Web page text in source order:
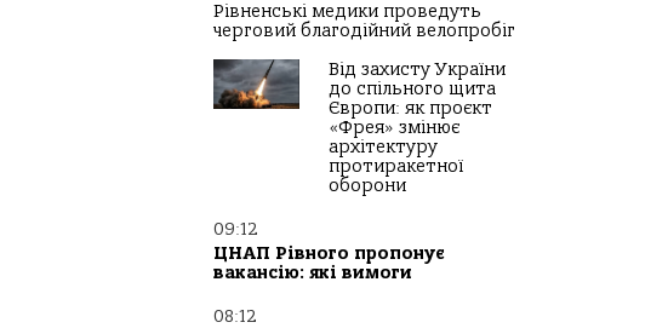
Рівненські медики проведуть
черговий благодійний велопробіг
Від захисту України
до спільного щита
Європи: як проєкт
«Фрея» змінює
архітектуру
протиракетної
оборони
09:12
ЦНАП Рівного пропонує
вакансію: які вимоги
08:12